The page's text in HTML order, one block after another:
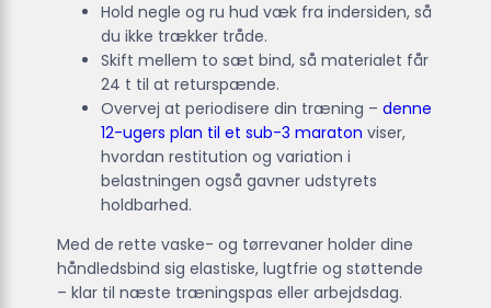
Hold negle og ru hud væk fra indersiden, så
du ikke trækker tråde.
Skift mellem to sæt bind, så materialet får
24 t til at returspænde.
Overvej at periodisere din træning – denne
12-ugers plan til et sub-3 maraton viser,
hvordan restitution og variation i
belastningen også gavner udstyrets
holdbarhed.
Med de rette vaske- og tørrevaner holder dine
håndledsbind sig elastiske, lugtfrie og støttende
– klar til næste træningspas eller arbejdsdag.